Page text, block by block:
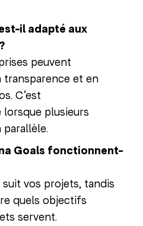
il adapté aux
peuvent
transparence et en
C’est
plusieurs
Goals fonctionnent-
vos projets, tandis
quels objectifs
servent.